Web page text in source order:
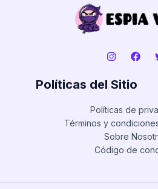
Políticas del Sitio
Políticas de
Términos y
Sobre
Código de